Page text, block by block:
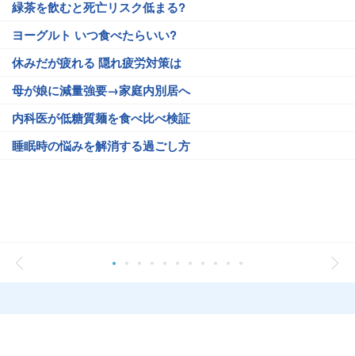
緑茶を飲むと死亡リスク低まる?
ヨーグルト いつ食べたらいい?
休みだが疲れる 隠れ疲労対策は
母が娘に減量強要→家庭内別居へ
内科医が低糖質麺を食べ比べ検証
睡眠時の悩みを解消する過ごし方